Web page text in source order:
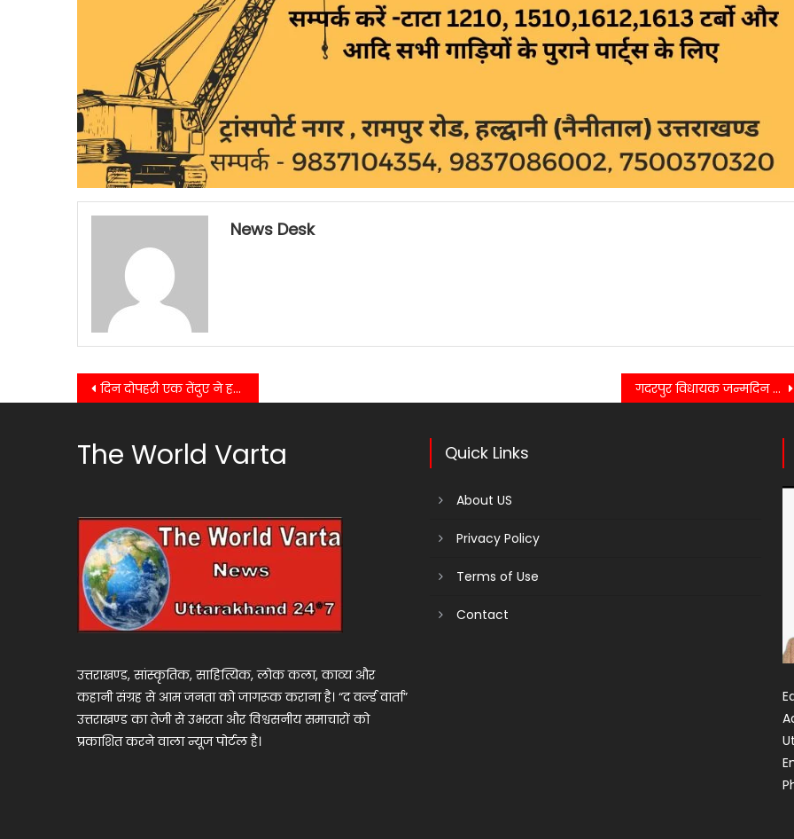
News Desk
Post
दिन दोपहरी एक तेंदुए ने हल्दूचौड़ दौलिया नम्बर 2 में दादा व पोते को हमला कर गंभीर रूप से घायल किया…… गदरपुर विधायक जन्मदिन पर विभिन्न क्षेत्रों में उत्कृष्ट कार्य करने वाले लोगों को किया गया सम्मानित…..
The World Varta
उत्तराखण्ड, सांस्कृतिक, साहित्यिक, लोक कला, काव्य और
कहानी संग्रह से आम जनता को जागरूक कराना है। “द वर्ल्ड वार्ता”
उत्तराखण्ड का तेजी से उभरता और विश्वसनीय समाचारों को
प्रकाशित करने वाला न्यूज पोर्टल है।
Quick Links
About US
Privacy Policy
Terms of Use
Contact